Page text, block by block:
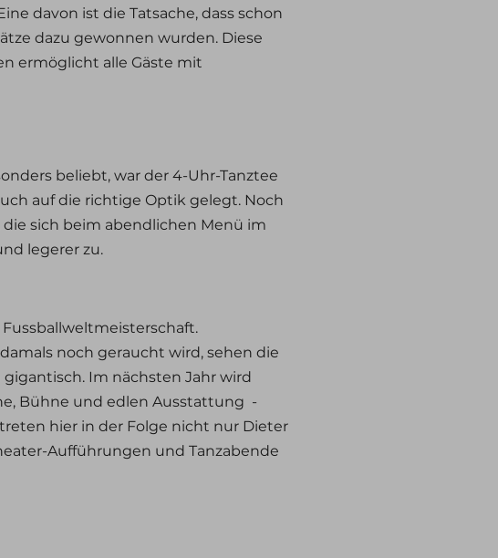
davon ist die Tatsache, dass schon
dazu gewonnen wurden. Diese
ermöglicht alle Gäste mit
beliebt, war der 4-Uhr-Tanztee
auf die richtige Optik gelegt. Noch
sich beim abendlichen Menü im
legerer zu.
noch geraucht wird, sehen die
Im nächsten Jahr wird
Bühne und edlen Ausstattung -
hier in der Folge nicht nur Dieter
Aufführungen und Tanzabende